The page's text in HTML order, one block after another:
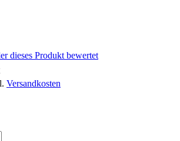
dieses Produkt bewertet
Versandkosten